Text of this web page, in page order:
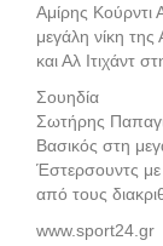
Αμίρης Κούρντι
μεγάλη νίκη
και Αλ Ιτιχάντ
Σουηδία
Σωτήρης
Βασικός στη
Έστερσουντς
από τους
www.sport24.gr